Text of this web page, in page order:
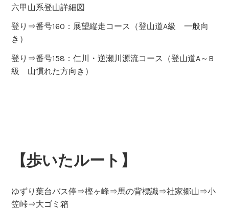
六甲山系登山詳細図
登り⇒番号160：展望縦走コース（登山道A級 一般向
き）
登り⇒番号158：仁川・逆瀬川源流コース（登山道A～B
級 山慣れた方向き）
【歩いたルート】
ゆずり葉台バス停⇒樫ヶ峰⇒馬の背標識⇒社家郷山⇒小
笠峠⇒大ゴミ箱